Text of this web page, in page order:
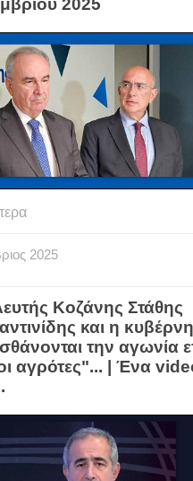
2025
2025
Κοζάνης Στάθης
και η
την αγωνία
αγρότες"... | Ένα